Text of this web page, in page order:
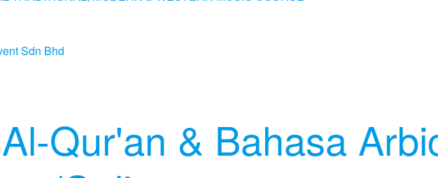
Sdn Bhd
Qur'an & Bahasa